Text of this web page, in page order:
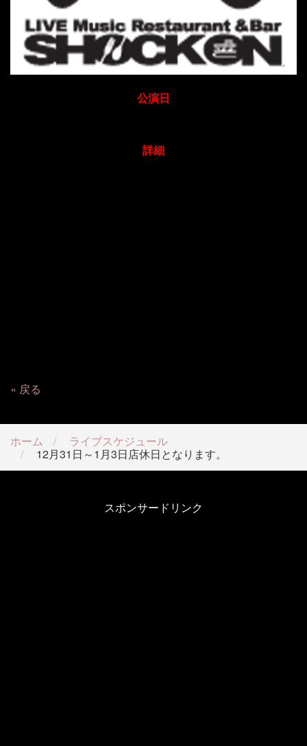
公演日
詳細
戻る
ホーム
ライブスケジュール
12月31日～1月3日店休日となります。
スポンサードリンク